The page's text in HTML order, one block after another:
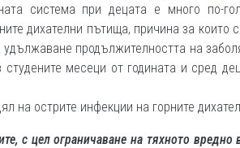
система при децата е много по-
дихателни пътища, причина за които
продължителността на
месеци от годината и сред
на острите инфекции на горните
с цел ограничаване на тяхното вредно